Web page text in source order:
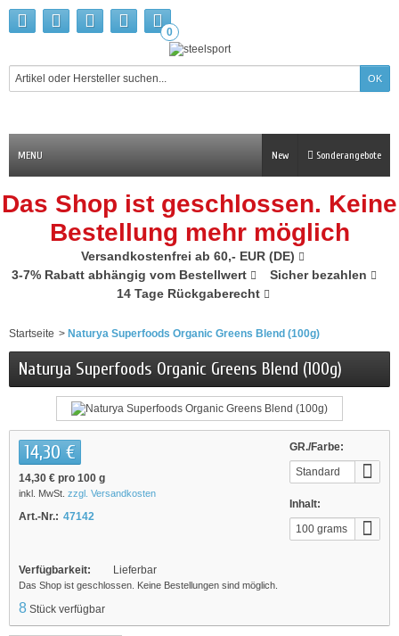
0
MENU Sonderangebote
New
Das Shop ist geschlossen. Keine
Bestellung mehr möglich
Versandkostenfrei ab 60,- EUR (DE)
3-7% Rabatt abhängig vom Bestellwert
Sicher bezahlen
14 Tage Rückgaberecht
Startseite > Naturya Superfoods Organic Greens Blend (100g)
Naturya Superfoods Organic Greens Blend (100g)
GR./Farbe:
Standard
Inhalt:
100 grams
14,30 €
14,30 € pro 100 g
inkl. MwSt. zzgl. Versandkosten
Art.-Nr.: 47142
Verfügbarkeit: Lieferbar
Das Shop ist geschlossen. Keine Bestellungen sind möglich.
8 Stück verfügbar